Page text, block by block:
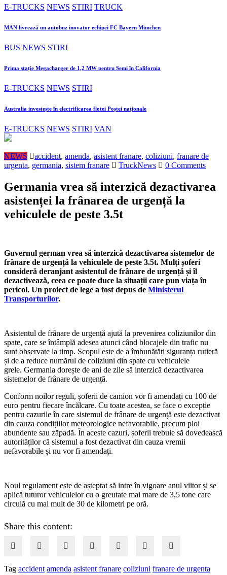
E-TRUCKS NEWS STIRI TRUCK
MAN livrează un autobuz inovator echipei FC Bayern München
BUS NEWS STIRI
Prima stație Megacharger de 1,2 MW pentru Semi în California
E-TRUCKS NEWS STIRI
Australia investește în electrificarea flotei Poștei naționale
E-TRUCKS NEWS STIRI VAN
NEWS accident, amenda, asistent franare, coliziuni, franare de
urgenta, germania, sistem franare TruckNews 0 Comments
Germania vrea să interzică dezactivarea
asistenței la frânarea de urgență la
vehiculele de peste 3.5t
Guvernul german vrea să interzică dezactivarea sistemelor de
frânare de urgență la vehiculele de peste 3.5t. Mulți șoferi
consideră deranjant asistentul de frânare de urgență și îl
dezactivează, ceea ce poate duce la situații care pun viața în
pericol. Un proiect de lege a fost depus de Ministerul
Transporturilor.
Asistentul de frânare de urgență ajută la prevenirea coliziunilor din
spate, care se întâmplă adesea atunci când blocajele din trafic nu
sunt observate la timp. Scopul este de a îmbunătăți siguranța rutieră
și de a reduce numărul de coliziuni din spate cu vehiculele
grele. Germania dorește de ani de zile să interzică dezactivarea
sistemelor de frânare de urgență.
Conform noilor reguli, șoferii de camion vor fi amendați cu 100 de
euro pentru fiecare încălcare. Cu toate acestea, se face o excepție
pentru cazurile în care sistemul de frânare de urgență este dezactivat
din cauza condițiilor meteorologice nefavorabile, precum ploi
abundente sau zăpadă. În aceste cazuri, șoferii trebuie să dovedească
autorităților că sistemul a fost dezactivat din cauza vremii
nefavorabile și nu vor fi amendați.
Noul regulament este de așteptat să intre în vigoare anul viitor și se
aplică tuturor vehiculelor cu o greutate mai mare de 3,5 tone care
circulă cu mai mult de 30 de kilometri pe oră.
Share this content:
Tag accident amenda asistent franare coliziuni franare de urgenta